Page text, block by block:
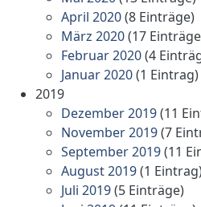
April 2020(8 Einträge)
März 2020(17
Februar 2020(4
Januar 2020(1 Eintrag)
2019
Dezember 2019(11
November 2019(7
September 2019(11
August 2019(1
Juli 2019(5 Einträge)